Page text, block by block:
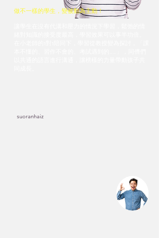
做不一樣的學生，變被動為主動！
suoranhaiz